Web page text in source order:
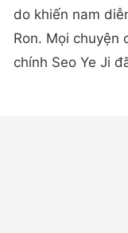
do khiến nam
Ron. Mọi chuyện
chính Seo Ye Ji